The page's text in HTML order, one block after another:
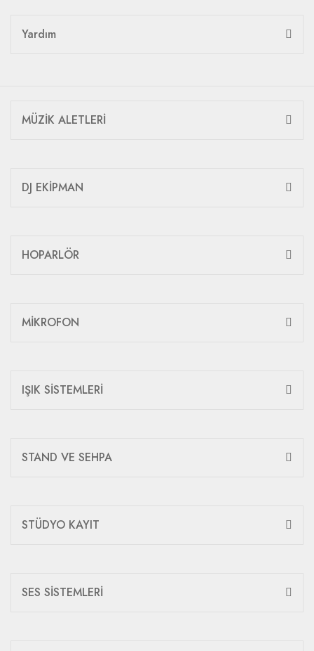
Yardım
MÜZİK ALETLERİ
DJ EKİPMAN
HOPARLÖR
MİKROFON
IŞIK SİSTEMLERİ
STAND VE SEHPA
STÜDYO KAYIT
SES SİSTEMLERİ